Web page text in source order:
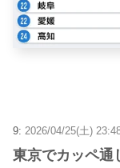
9: 2026/04/25(土)
東京でカッペ通